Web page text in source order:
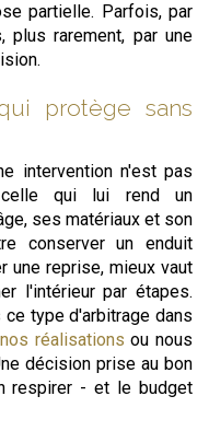
partielle. Parfois, par
plus rarement, par une
protège sans
intervention n'est pas
qui lui rend un
ses matériaux et son
conserver un enduit
une reprise, mieux vaut
l'intérieur par étapes.
type d'arbitrage dans
nos réalisations ou nous
décision prise au bon
respirer - et le budget